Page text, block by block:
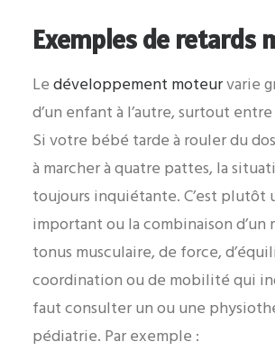
Exemples de retards
Ledéveloppement moteurvarie
d’un enfant à l’autre, surtout
Si votre bébé tarde à rouler du
à marcher à quatre pattes, la
toujours inquiétante. C’est plutôt
important ou la combinaison d’un
tonus musculaire, de force,
coordination ou de mobilité qui
faut consulter un ou une
pédiatrie. Par exemple :